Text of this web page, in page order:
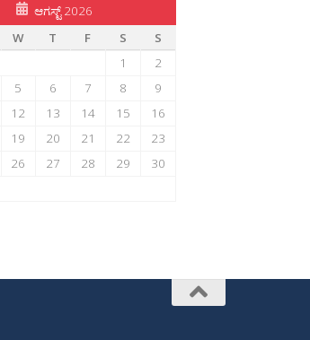
ಆಗಸ್ಟ್ 2026
W T F S
S
1
2
5 6 7 8
9
12 13 14 15
16
19 20 21 22
23
26 27 28 29
30